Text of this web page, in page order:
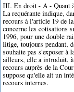
III. En droit - A - Quant
La requérante indique,
recours à l'article 19 de la
concerne les cotisations
1996, pour une double
litige, toujours pendant,
souhaite pas s'exposer à
ailleurs, elle a introduit,
recours auprès de la
suppose qu'elle ait un
recours internes.